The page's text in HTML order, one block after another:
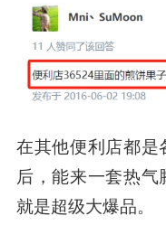
在其他便利店都是
后，能来一套热
就是超级大爆品。